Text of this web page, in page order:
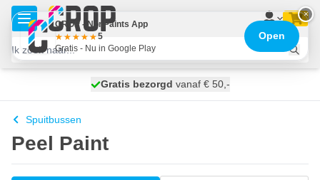
Ga naar de inhoud
morgen bezorgd
Gratis bezorgd vanaf € 50,-
100 dagen
Spuitbussen
Peel Paint
×
CROP - NonPaints App
5
Gratis - Nu in Google Play
Open